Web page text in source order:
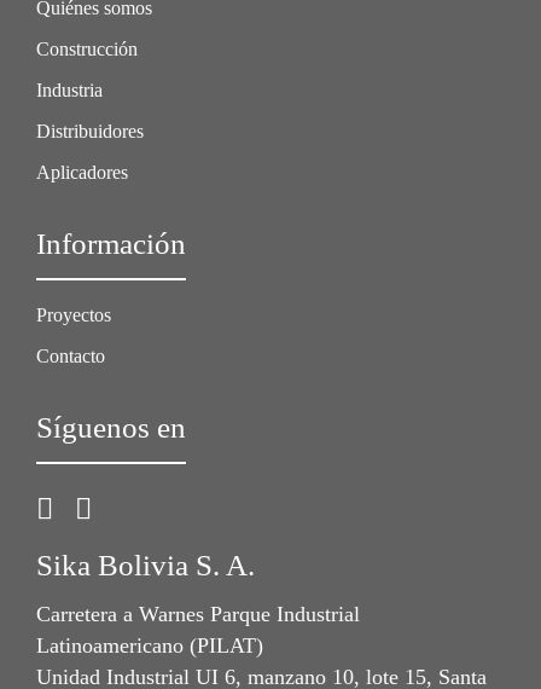
Quiénes somos
Construcción
Industria
Distribuidores
Aplicadores
Información
Proyectos
Contacto
Síguenos en
Sika Bolivia S. A.
Carretera a Warnes Parque Industrial
Latinoamericano (PILAT)
Unidad Industrial UI 6, manzano 10, lote 15, Santa